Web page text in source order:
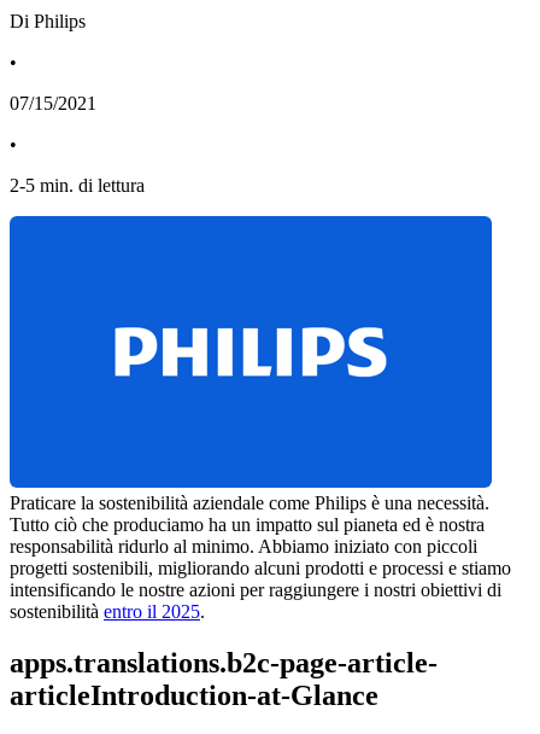
Di Philips
•
07/15/2021
•
2-5 min. di lettura
Praticare la sostenibilità aziendale come Philips è una necessità.
Tutto ciò che produciamo ha un impatto sul pianeta ed è nostra
responsabilità ridurlo al minimo. Abbiamo iniziato con piccoli
progetti sostenibili, migliorando alcuni prodotti e processi e stiamo
intensificando le nostre azioni per raggiungere i nostri obiettivi di
sostenibilità entro il 2025.
apps.translations.b2c-page-article-
articleIntroduction-at-Glance